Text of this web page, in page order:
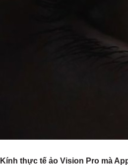
Kính thực tế ảo Vision Pro mà